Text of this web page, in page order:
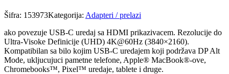
Šifra: 153973Kategorija: Adapteri / prelazi
ako povezuje USB-C uredaj sa HDMI prikazivacem. Rezolucije do
Ultra-Visoke Definicije (UHD) 4K@60Hz (3840×2160).
Kompatibilan sa bilo kojim USB-C uredajem koji podržava DP Alt
Mode, ukljucujuci pametne telefone, Apple® MacBook®-ove,
Chromebooks™, Pixel™ uredaje, tablete i druge.